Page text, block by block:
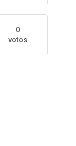
0
votos